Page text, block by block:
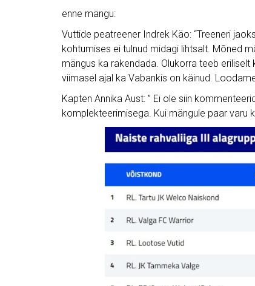
enne mängu:
Vuttide peatreener Indrek Käo: “Treeneri
kohtumises ei tulnud midagi lihtsalt. Mõned
mängus ka rakendada. Olukorra teeb
viimasel ajal ka Vabankis on käinud.
Kapten Annika Aust: ” Ei ole siin
komplekteerimisega. Kui mängule paar varu